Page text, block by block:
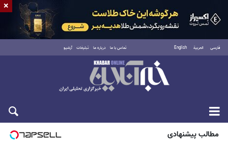
فارسی العربية English تماس با ما درباره ما تبلیغات آرشیو
جمعه ۱۶ مرداد ۱۴۰۵
مطالب پیشنهادی
×